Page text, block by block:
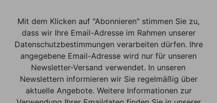
Mit dem Klicken auf "Abonnieren" stimmen Sie zu,
dass wir Ihre Email-Adresse im Rahmen unserer
Datenschutzbestimmungen verarbeiten dürfen. Ihre
angegebene Email-Adresse wird nur für unseren
Newsletter-Versand verwendet. In unseren
Newslettern informieren wir Sie regelmäßig über
aktuelle Angebote. Weitere Informationen zur